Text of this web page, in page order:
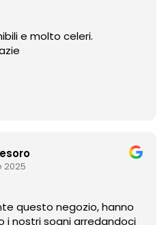
e molto celeri.
2025
questo negozio, hanno
i nostri sogni arredandoci